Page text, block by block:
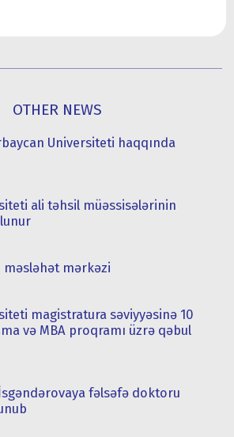
OTHER NEWS
Universiteti haqqında
ali təhsil müəssisələrinin
mərkəzi
magistratura səviyyəsinə 10
və MBA proqramı üzrə qəbul
fəlsəfə doktoru